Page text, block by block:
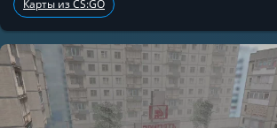
Карты из CS:GO